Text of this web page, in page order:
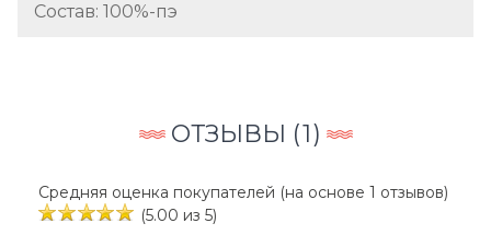
Состав: 100%-пэ
ОТЗЫВЫ (1)
Средняя оценка покупателей (на основе 1 отзывов)
(5.00 из 5)